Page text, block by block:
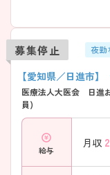
募集停止 夜勤
【愛知県／日進市
医療法人大医会 日進
員)
給与
月収